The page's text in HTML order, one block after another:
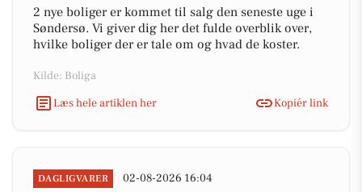
2 nye boliger er kommet til salg den seneste uge i
Søndersø. Vi giver dig her det fulde overblik over,
hvilke boliger der er tale om og hvad de koster.
Kilde: Boliga
Læs hele artiklen her
Kopiér link
DAGLIGVARER 02-08-2026 16:04